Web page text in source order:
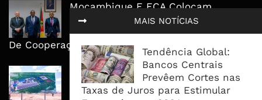
MAIS NOTÍCIAS
Tendência Global:
Bancos Centrais
Prevêem Cortes nas
Taxas de Juros para Estimular
Moçambique E ECA Colocam
Emprego, Industrialização E
Execução No Centro Da Nova Agenda
De Cooperação
Nova Capacidade Cimenteira Coloca
Moçambique No Caminho Da Auto-